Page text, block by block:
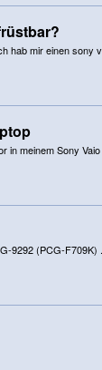
hab mir einen sony
in meinem Sony
9292 (PCG-